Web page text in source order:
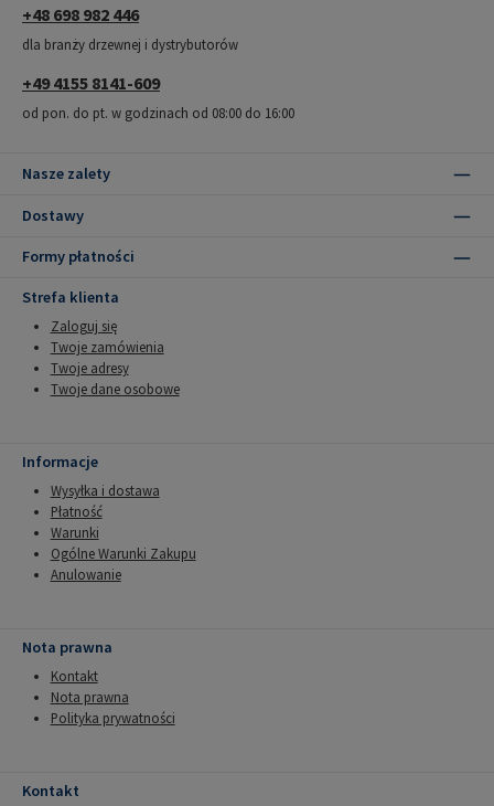
+48 698 982 446
dla branży drzewnej i dystrybutorów
+49 4155 8141-609
od pon. do pt. w godzinach od 08:00 do 16:00
Nasze zalety
Dostawy
Formy płatności
Strefa klienta
Zaloguj się
Twoje zamówienia
Twoje adresy
Twoje dane osobowe
Informacje
Wysyłka i dostawa
Płatność
Warunki
Ogólne Warunki Zakupu
Anulowanie
Nota prawna
Kontakt
Nota prawna
Polityka prywatności
Kontakt